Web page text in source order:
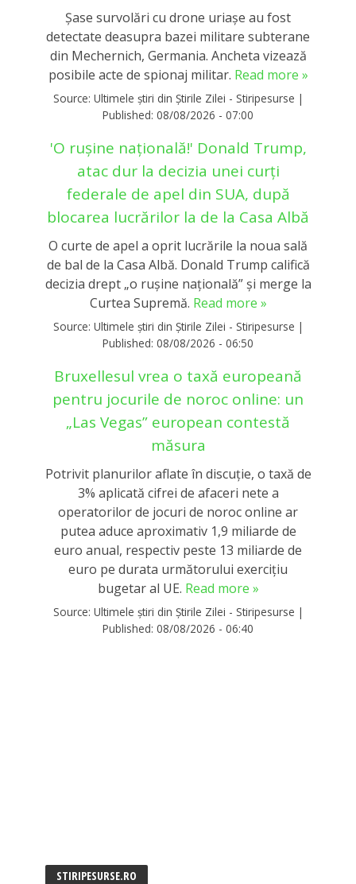
Şase survolări cu drone uriașe au fost
detectate deasupra bazei militare subterane
din Mechernich, Germania. Ancheta vizează
posibile acte de spionaj militar. Read more »
Source: Ultimele știri din Știrile Zilei - Stiripesurse |
Published: 08/08/2026 - 07:00
'O rușine națională!' Donald Trump,
atac dur la decizia unei curți
federale de apel din SUA, după
blocarea lucrărilor la de la Casa Albă
O curte de apel a oprit lucrările la noua sală
de bal de la Casa Albă. Donald Trump califică
decizia drept „o rușine națională” și merge la
Curtea Supremă. Read more »
Source: Ultimele știri din Știrile Zilei - Stiripesurse |
Published: 08/08/2026 - 06:50
Bruxellesul vrea o taxă europeană
pentru jocurile de noroc online: un
„Las Vegas” european contestă
măsura
Potrivit planurilor aflate în discuție, o taxă de
3% aplicată cifrei de afaceri nete a
operatorilor de jocuri de noroc online ar
putea aduce aproximativ 1,9 miliarde de
euro anual, respectiv peste 13 miliarde de
euro pe durata următorului exercițiu
bugetar al UE. Read more »
Source: Ultimele știri din Știrile Zilei - Stiripesurse |
Published: 08/08/2026 - 06:40
STIRIPESURSE.RO